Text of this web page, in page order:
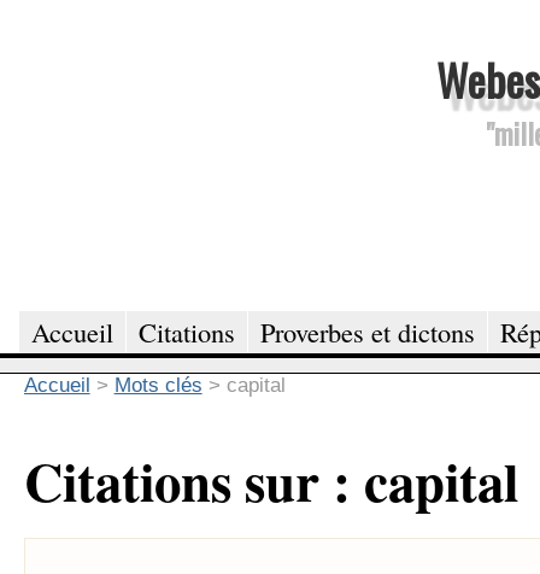
Accueil Citations Proverbes et dictons
Accueil > Mots clés > capital
Citations sur : capital